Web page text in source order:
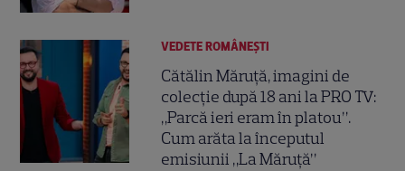
VEDETE ROMÂNEŞTI
Cătălin Măruță, imagini de
colecție după 18 ani la PRO TV:
„Parcă ieri eram în platou”.
Cum arăta la începutul
emisiunii „La Măruță”